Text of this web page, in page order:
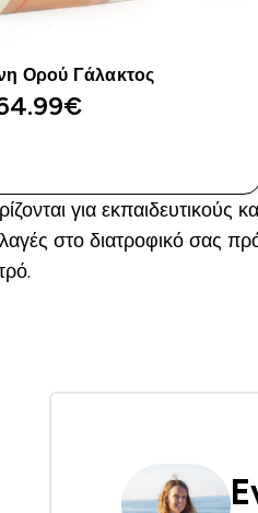
Ορού Γάλακτος
για εκπαιδευτικούς
στο διατροφικό σας